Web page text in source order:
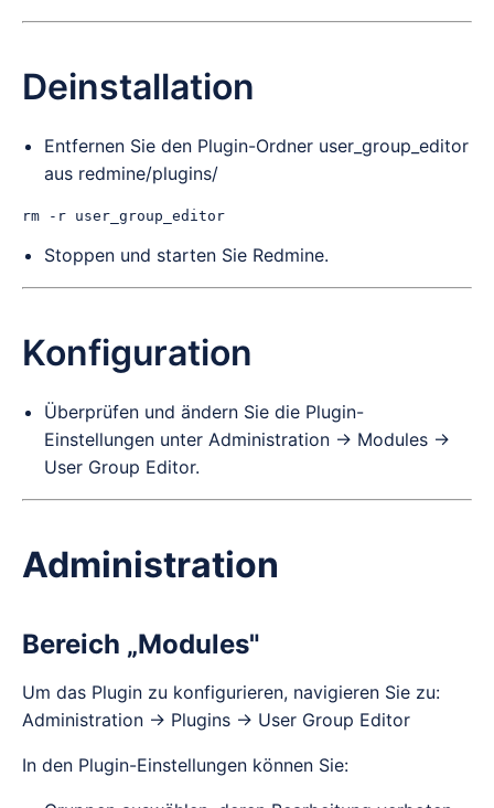
Deinstallation
Entfernen Sie den Plugin-Ordner user_group_editor
aus redmine/plugins/
Stoppen und starten Sie Redmine.
Konfiguration
Überprüfen und ändern Sie die Plugin-
Einstellungen unter Administration -> Modules ->
User Group Editor.
Administration
Bereich „Modules"
Um das Plugin zu konfigurieren, navigieren Sie zu:
Administration → Plugins → User Group Editor
In den Plugin-Einstellungen können Sie: